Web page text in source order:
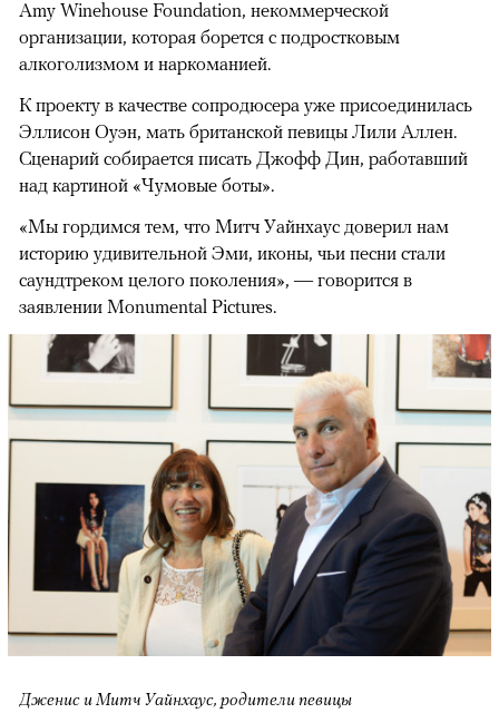
Amy Winehouse Foundation, некоммерческой
организации, которая борется с подростковым
алкоголизмом и наркоманией.
К проекту в качестве сопродюсера уже присоединилась
Эллисон Оуэн, мать британской певицы Лили Аллен.
Сценарий собирается писать Джофф Дин, работавший
над картиной «Чумовые боты».
«Мы гордимся тем, что Митч Уайнхаус доверил нам
историю удивительной Эми, иконы, чьи песни стали
саундтреком целого поколения», — говорится в
заявлении Monumental Pictures.
Дженис и Митч Уайнхаус, родители певицы